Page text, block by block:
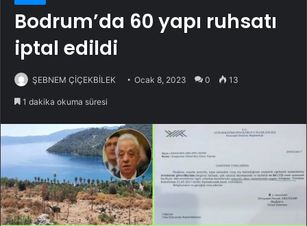
Bodrum’da 60 yapı ruhsatı
iptal edildi
ŞEBNEM ÇİÇEKBİLEK Ocak 8, 2023 0 13
1 dakika okuma süresi